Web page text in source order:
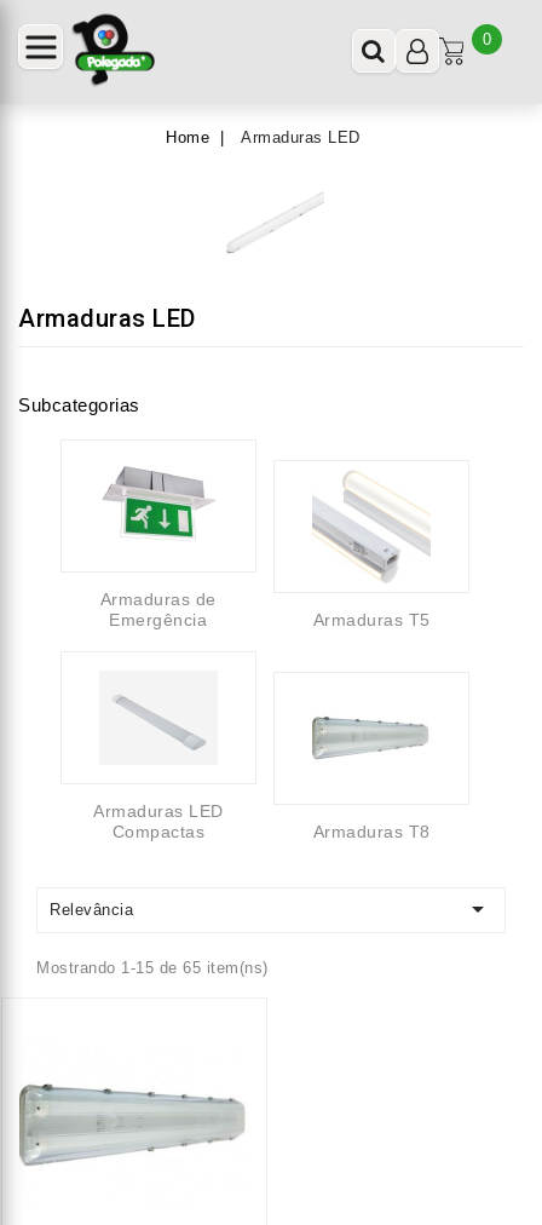
0
Home Armaduras LED
Armaduras LED
Subcategorias
Armaduras de
Emergência
Armaduras T5
Armaduras LED
Compactas
Armaduras T8
Relevância 
Mostrando 1-15 de 65 item(ns)